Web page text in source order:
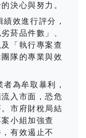
決心與努力。
效進行評分，
菸品件數」、
「執行專案查
隊的專業與效
為牟取暴利，
入市面，恐危
市府財稅局結
小組加強查
有效遏止不